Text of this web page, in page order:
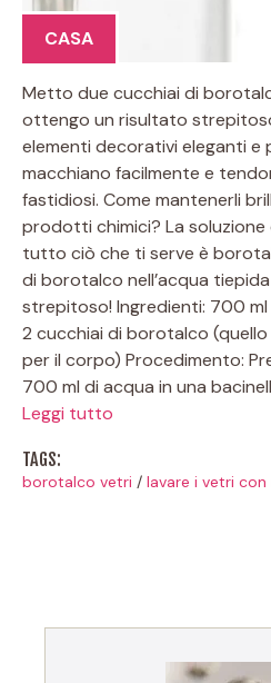
CASA
Metto due cucchiai di
ottengo un risultato
elementi decorativi eleganti e
macchiano facilmente e
fastidiosi. Come mantenerli
prodotti chimici? La soluzione
tutto ciò che ti serve è
di borotalco nell’acqua
strepitoso! Ingredienti: 700
2 cucchiai di borotalco
per il corpo) Procedimento:
700 ml di acqua in una
Leggi tutto
TAGS:
borotalco vetri / lavare i vetri